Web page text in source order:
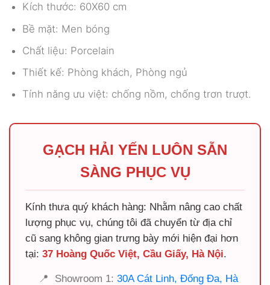
Kích thước: 60X60 cm
Bề mặt: Men bóng
Chất liệu: Porcelain
Thiết kế: Phòng khách, Phòng ngủ
Tính năng ưu việt: chống nồm, chống trơn trượt.
GẠCH HẢI YẾN LUÔN SẴN
SÀNG PHỤC VỤ
Kính thưa quý khách hàng: Nhằm nâng cao chất
lượng phục vụ, chúng tôi đã chuyển từ địa chỉ
cũ sang không gian trưng bày mới hiện đại hơn
tại: 37 Hoàng Quốc Việt, Cầu Giấy, Hà Nội.
📍 Showroom 1: 30A Cát Linh, Đống Đa, Hà